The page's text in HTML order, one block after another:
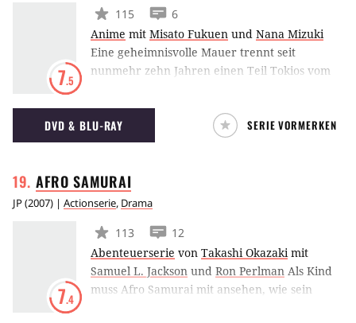
7.5
115
6
Anime mit Misato Fukuen und Nana Mizuki
Eine geheimnisvolle Mauer trennt seit
nunmehr zehn Jahren einen Teil Tokios vom
“Hell’s Gate”, von dem niemand weiß, was
genau dort vor sich geht. Seit dem Auftauchen
des mysteriösen Tores weiß man auch um die
gefühllose Wesen, mit übersinnlichen
Fähigkeiten ausgestattet und zu kaltblütigen
DVD & BLU-RAY SERIE VORMERKEN
AFROSAMURAI
JP(2007) | Actionserie, Drama
7.4
113
12
Abenteuerserie von Takashi Okazakimit
Samuel L. Jackson und Ron Perlman Als Kind
muss Afro Samurai mit ansehen, wie sein